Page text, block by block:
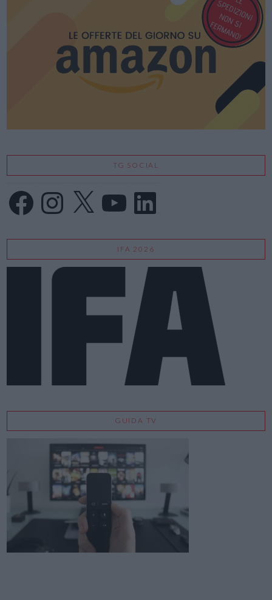
TG SOCIAL
FacebookInstagram
X LinkedIn
IFA 2026
GUIDA TV